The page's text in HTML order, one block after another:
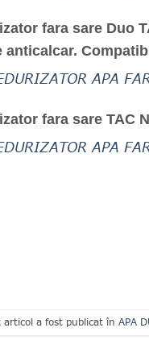
fara sare Duo
anticalcar.
APA
fara sare TAC
APA
articol a fost publicat înAPA